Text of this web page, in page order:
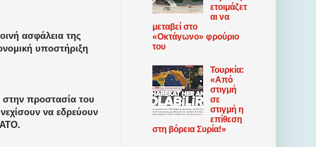
ασφάλεια της
υποστήριξη
στην προστασία του
να εδρεύουν
ετοιμάζετ
αι να
μεταβεί στο
«Οκτάγωνο» φρούριο
του
Τουρκία:
«Από
στιγμή
σε
στιγμή η
επίθεση
στη βόρεια Συρία!»